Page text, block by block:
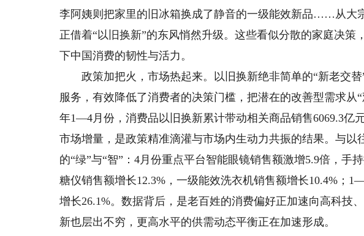
李阿姨则把家里的旧冰箱换成了静音的一级能效新品……从大
正借着“以旧换新”的东风悄然升级。这些看似分散的家庭决策
下中国消费的韧性与活力。
政策加把火，市场热起来。以旧换新绝非简单的“新老交替
服务，有效降低了消费者的决策门槛，把潜在的改善型需求从
年1—4月份，消费品以旧换新累计带动相关商品销售6069.3亿
市场增量，是政策精准滴灌与市场内生动力共振的结果。与以
的“绿”与“智”：4月份重点平台智能眼镜销售额激增5.9倍，手
糖仪销售额增长12.3%，一级能效洗衣机销售额增长10.4%；
增长26.1%。数据背后，是老百姓的消费偏好正加速向高科技
新也层出不穷，更高水平的供需动态平衡正在加速形成。